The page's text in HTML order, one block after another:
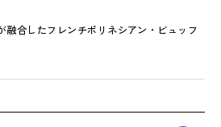
融合したフレンチポリネシアン・ビュッフ